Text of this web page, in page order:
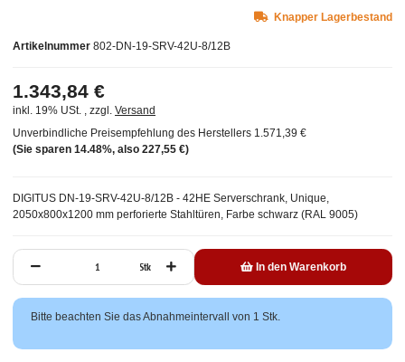
Artikelnummer 802-DN-19-SRV-42U-8/12B
DIGITUS DN-19-SRV-42U-8/12B - 42HE Serverschrank, Unique,
2050x800x1200 mm perforierte Stahltüren, Farbe schwarz (RAL 9005)
1.343,84 €
inkl. 19% USt. , zzgl. Versand
Unverbindliche Preisempfehlung des Herstellers 1.571,39 €
(Sie sparen 14.48%, also 227,55 €)
Stk In den Warenkorb
xBitte beachten Sie das Abnahmeintervall von 1 Stk.
Knapper Lagerbestand